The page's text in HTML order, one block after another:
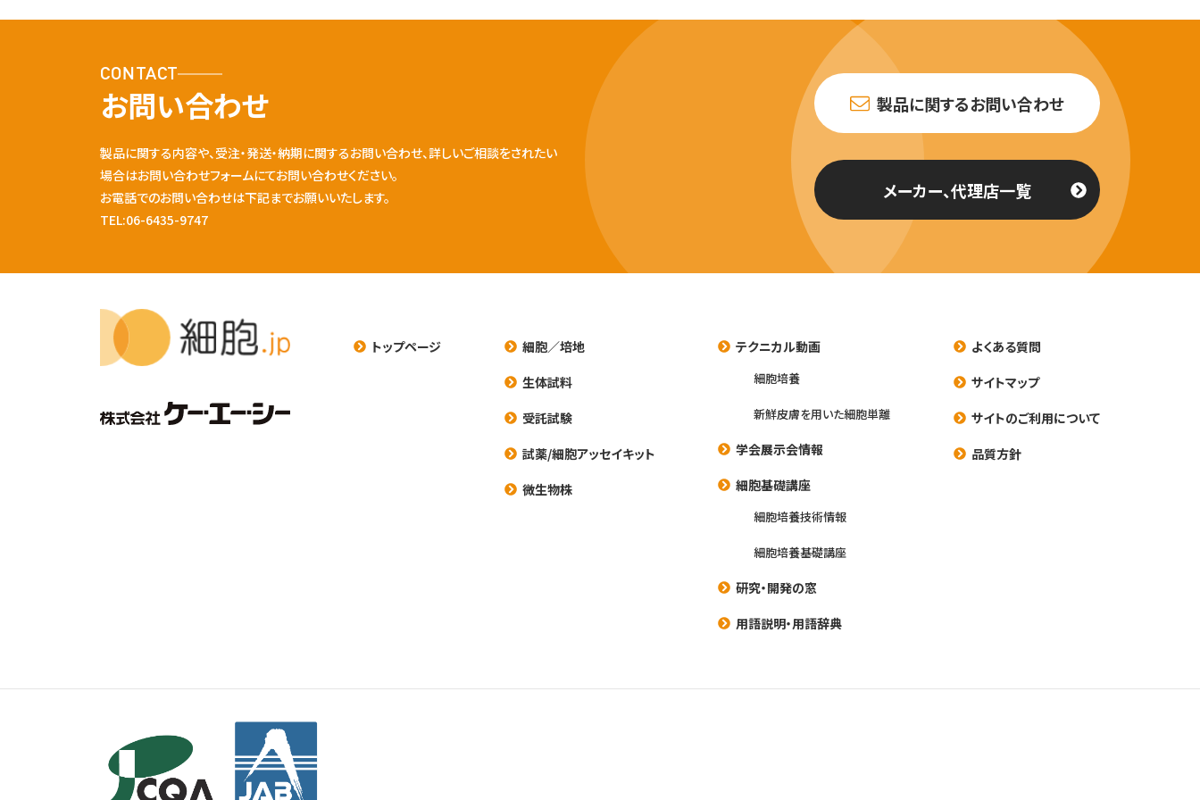
CONTACT
お問い合わせ
製品に関する内容や、受注・発送・納期に関するお問い合わせ、詳しいご相談をされたい
場合はお問い合わせフォームにてお問い合わせください。
お電話でのお問い合わせは下記までお願いいたします。
TEL:06-6435-9747
製品に関するお問い合わせ
メーカー、代理店一覧
トップページ
細胞／培地
生体試料
受託試験
試薬/細胞アッセイキット
微生物株
テクニカル動画
細胞培養
新鮮皮膚を用いた細胞単離
学会展示会情報
細胞基礎講座
細胞培養技術情報
細胞培養基礎講座
研究・開発の窓
用語説明・用語辞典
よくある質問
サイトマップ
サイトのご利用について
品質方針